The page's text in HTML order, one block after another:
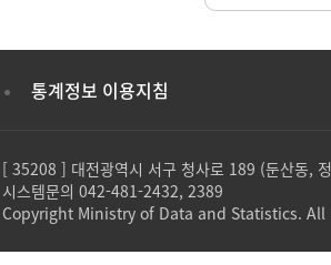
통계정보 이용지침
[ 35208 ] 대전광역시 서구 청사로 189 (둔산동,
시스템문의 042-481-2432, 2389
Copyright Ministry of Data and Statistics.